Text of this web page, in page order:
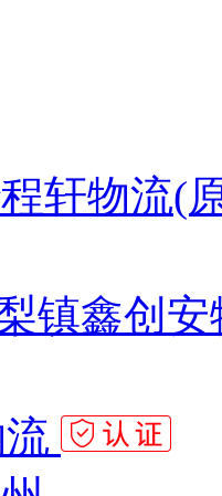
轩物流(
镇鑫创安